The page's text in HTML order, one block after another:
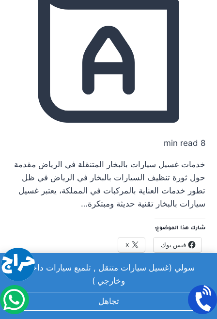
سولي (غسيل سيارات متنقل , تلميع سيارات داخلي
وخارجي )
تجاهل
8 min read
خدمات غسيل سيارات بالبخار المتنقلة في الرياض مقدمة
حول ثورة تنظيف السيارات بالبخار في الرياض في ظل
تطور خدمات العناية بالمركبات في المملكة، يعتبر غسيل
سيارات بالبخار تقنية حديثة ومبتكرة…
شارك هذا الموضوع:
فيس بوك X